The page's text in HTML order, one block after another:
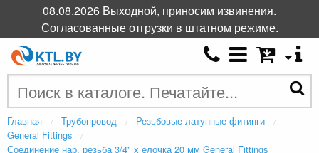
Главная Трубопровод
Резьбовые латунные фитинги
General Fittings
Соединение нар. резьба 3/4" х елочка 20 мм General Fittings
08.08.2026 Выходной, приносим извинения.
Согласованные отгрузки в штатном режиме.